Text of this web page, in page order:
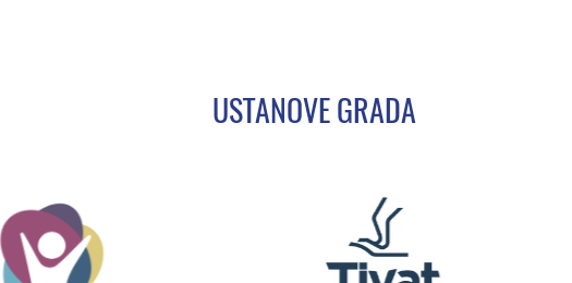
USTANOVE GRADA